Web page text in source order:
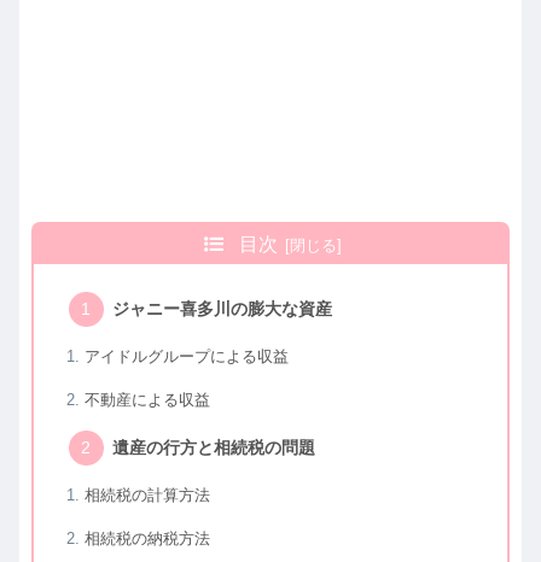
目次
ジャニー喜多川の膨大な資産
アイドルグループによる収益
不動産による収益
遺産の行方と相続税の問題
相続税の計算方法
相続税の納税方法